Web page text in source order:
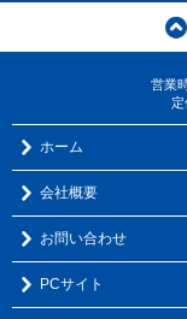
営業
定
ホーム
会社概要
お問い合わせ
PCサイト